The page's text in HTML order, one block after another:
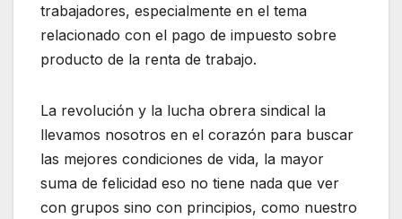
trabajadores, especialmente en el tema
relacionado con el pago de impuesto sobre
producto de la renta de trabajo.
La revolución y la lucha obrera sindical la
llevamos nosotros en el corazón para buscar
las mejores condiciones de vida, la mayor
suma de felicidad eso no tiene nada que ver
con grupos sino con principios, como nuestro